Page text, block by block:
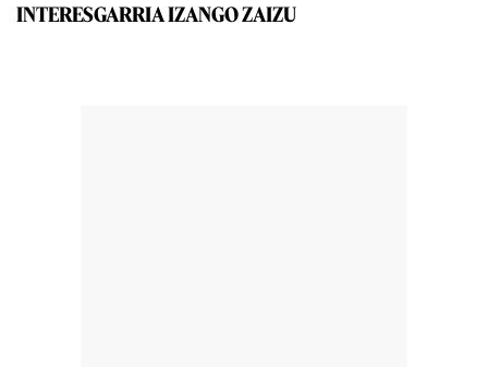
INTERESGARRIA IZANGO ZAIZU